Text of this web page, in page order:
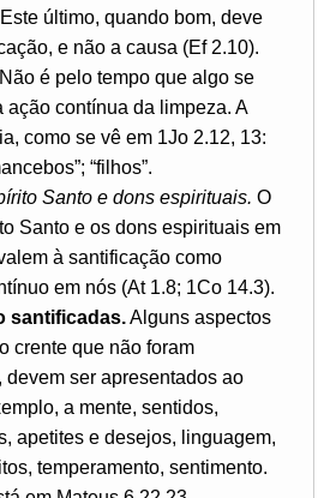
último, quando bom, deve
e não a causa (Ef 2.10).
Não é pelo tempo que algo se
ação contínua da limpeza. A
como se vê em 1Jo 2.12, 13:
“filhos”.
Santo e dons espirituais. O
Santo e os dons espirituais em
à santificação como
em nós (At 1.8; 1Co 14.3).
santificadas.Alguns aspectos
crente que não foram
ser apresentados ao
a mente, sentidos,
apetites e desejos, linguagem,
temperamento, sentimento.